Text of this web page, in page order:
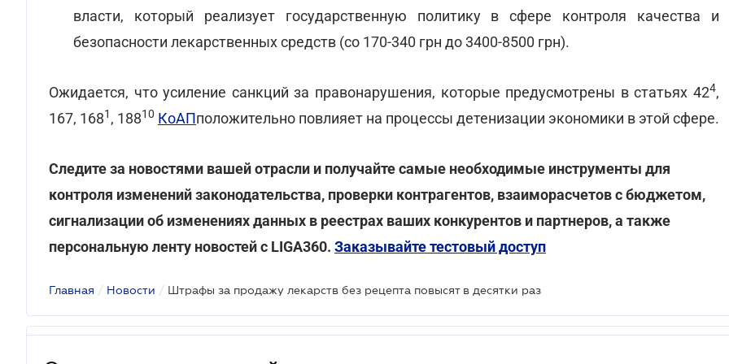
власти, который реализует государственную политику в сфере контроля качества и
безопасности лекарственных средств (со 170-340 грн до 3400-8500 грн).
Ожидается, что усиление санкций за правонарушения, которые предусмотрены в статьях 424,
167, 1681 , 18810 КоАПположительно повлияет на процессы детенизации экономики в этой сфере.
Следите за новостями вашей отрасли и получайте самые необходимые инструменты для
контроля изменений законодательства, проверки контрагентов, взаиморасчетов с бюджетом,
сигнализации об изменениях данных в реестрах ваших конкурентов и партнеров, а также
персональную ленту новостей с LIGA360. Заказывайте тестовый доступ
Главная / Новости / Штрафы за продажу лекарств без рецепта повысят в десятки раз